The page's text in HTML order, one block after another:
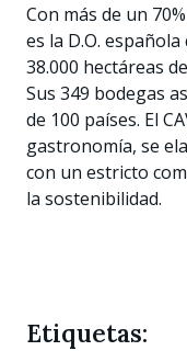
Con más de un
es la D.O.
38.000 hectáreas
Sus 349 bodegas
de 100 países. El
gastronomía, se
con un estricto
la sostenibilidad.
Etiquetas: